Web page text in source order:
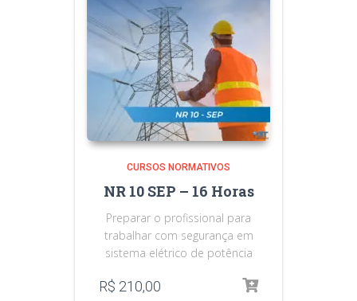
CURSOS NORMATIVOS
NR 10 SEP – 16 Horas
Preparar o profissional para
trabalhar com segurança em
sistema elétrico de potência
R$ 210,00